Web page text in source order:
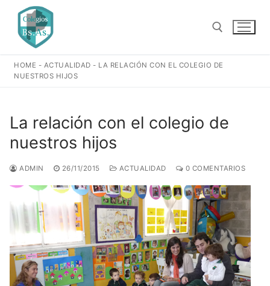
contenido
HOME - ACTUALIDAD - LA RELACIÓN CON EL COLEGIO DE
NUESTROS HIJOS
La relación con el colegio de
nuestros hijos
ADMIN 26/11/2015 ACTUALIDAD 0 COMENTARIOS